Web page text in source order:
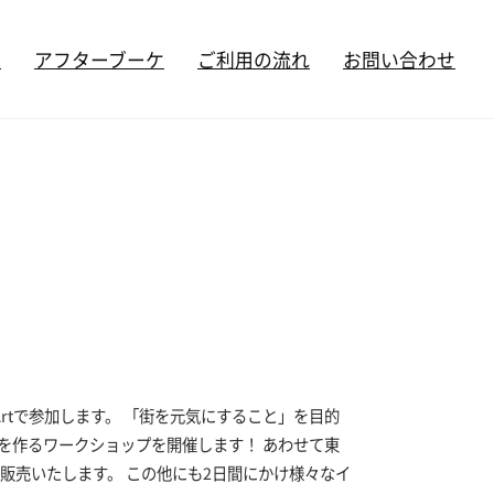
アフターブーケ ご利用の流れ お問い合わせ
参加します。 「街を元気にすること」を目的
作るワークショップを開催します！ あわせて東
売いたします。 この他にも2日間にかけ様々なイ